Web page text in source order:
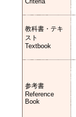
教科書・テキ
スト
Textbook
参考書
Reference
Book